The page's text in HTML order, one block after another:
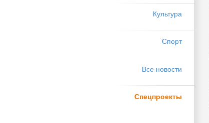
Культура
Спорт
Все новости
Спецпроекты